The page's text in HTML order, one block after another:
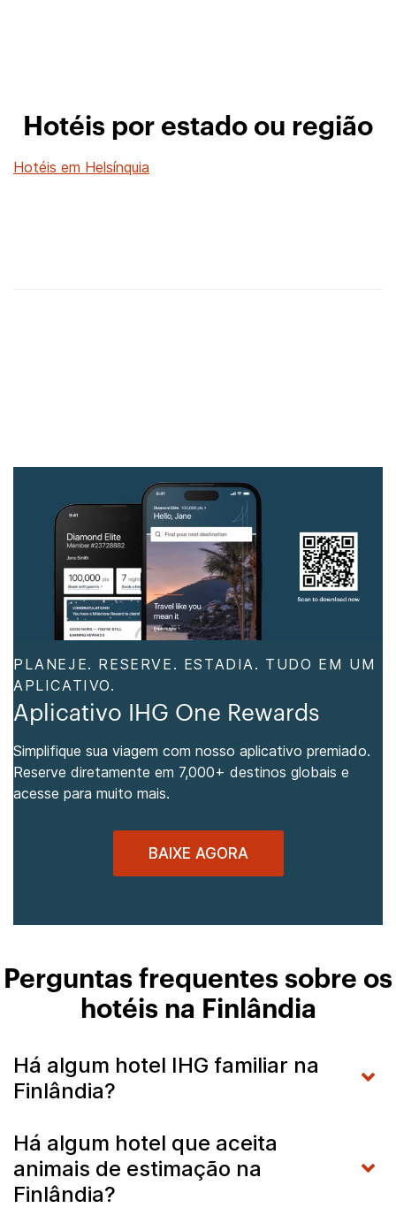
Hotéis por estado ou região
Hotéis em Helsínquia
PLANEJE. RESERVE. ESTADIA. TUDO EM UM
APLICATIVO.
Aplicativo IHG One Rewards
Simplifique sua viagem com nosso aplicativo premiado.
Reserve diretamente em 7,000+ destinos globais e
acesse para muito mais.
BAIXE AGORA
Perguntas frequentes sobre os
hotéis na Finlândia
Há algum hotel IHG familiar na
Finlândia?
Há algum hotel que aceita
animais de estimação na
Finlândia?